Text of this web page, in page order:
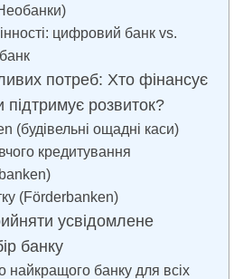
цифровий банк vs.
потреб: Хто фінансує
підтримує розвиток?
(будівельні ощадні каси)
кредитування
(Förderbanken)
усвідомлене
банку
найкращого банку для всіх